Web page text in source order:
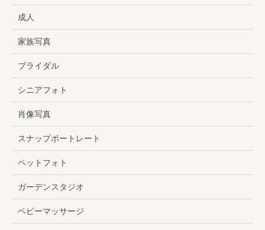
成人
家族写真
ブライダル
シニアフォト
肖像写真
スナップポートレート
ペットフォト
ガーデンスタジオ
ベビーマッサージ